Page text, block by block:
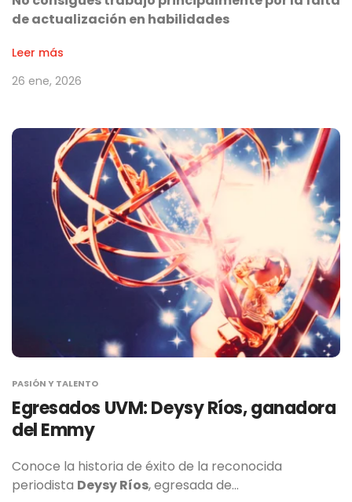
de actualización en habilidades
Leer más
26 ene, 2026
PASIÓN Y TALENTO
Egresados UVM: Deysy Ríos, ganadora
del Emmy
Conoce la historia de éxito de la reconocida
periodista Deysy Ríos, egresada de…